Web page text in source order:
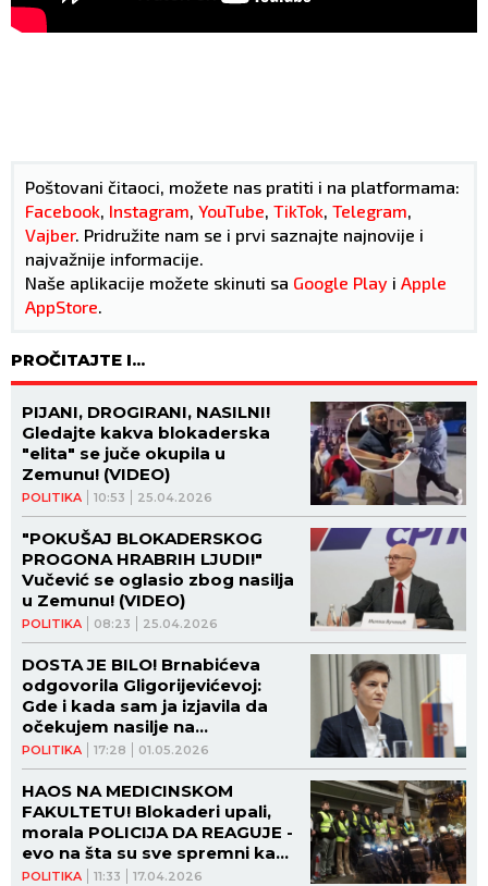
Poštovani čitaoci, možete nas pratiti i na platformama:
Facebook Instagram YouTube TikTok Telegram
Vajber. Pridružite nam se i prvi saznajte najnovije i
najvažnije informacije.
Naše aplikacije možete skinuti sa Google Play i Apple
AppStore
PROČITAJTE I...
POLITIKA 10:53 25.04.2026
PIJANI, DROGIRANI, NASILNI!
Gledajte kakva blokaderska
"elita" se juče okupila u
Zemunu! (VIDEO)
POLITIKA 08:23 25.04.2026
"POKUŠAJ BLOKADERSKOG
PROGONA HRABRIH LJUDI!"
Vučević se oglasio zbog nasilja
u Zemunu! (VIDEO)
POLITIKA 17:28 01.05.2026
DOSTA JE BILO! Brnabićeva
odgovorila Gligorijevićevoj:
Gde i kada sam ja izjavila da
očekujem nasilje na
"studentskom" skupu u maju?
POLITIKA 11:33 17.04.2026
HAOS NA MEDICINSKOM
FAKULTETU! Blokaderi upali,
morala POLICIJA DA REAGUJE -
evo na šta su sve spremni kada
gube!